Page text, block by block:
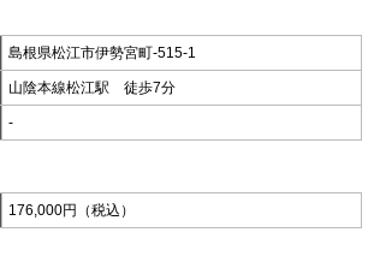
島根県松江市伊勢宮町-515-1
山陰本線松江駅 徒歩7分
-
176,000円（税込）